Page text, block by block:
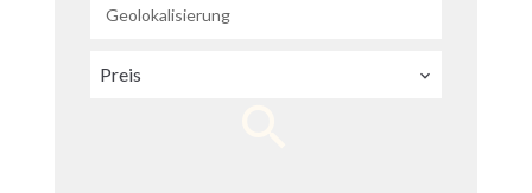
Geolokalisierung
Preis